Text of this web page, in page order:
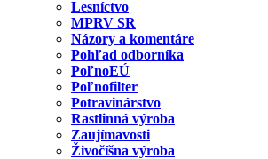
Lesníctvo
MPRV SR
Názory a komentáre
Pohľad odborníka
PoľnoEÚ
Poľnofilter
Potravinárstvo
Rastlinná výroba
Zaujímavosti
Živočíšna výroba